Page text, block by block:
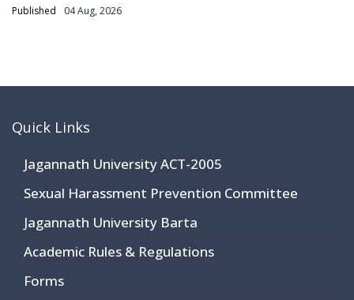
Published 04 Aug, 2026
Quick Links
Jagannath University ACT-2005
Sexual Harassment Prevention Committee
Jagannath University Barta
Academic Rules & Regulations
Forms